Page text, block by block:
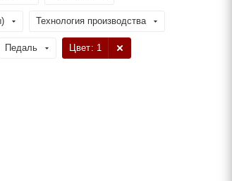
Технология производства
Педаль Цвет: 1